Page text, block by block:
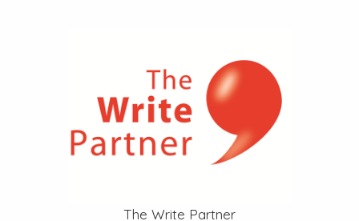
The Write Partner